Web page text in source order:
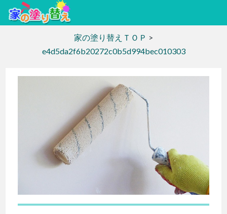
家の塗り替えＴＯＰ >
e4d5da2f6b20272c0b5d994bec010303